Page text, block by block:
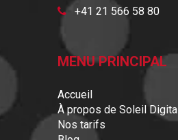
+41 21 566 58 80
MENU PRINCIPAL
Accueil
À propos de Soleil Digital
Nos tarifs